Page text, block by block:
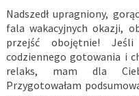
Nadszedł upragniony,
fala wakacyjnych okazji,
przejść obojętnie!
codziennego gotowania i
relaks, mam dla
Przygotowałam